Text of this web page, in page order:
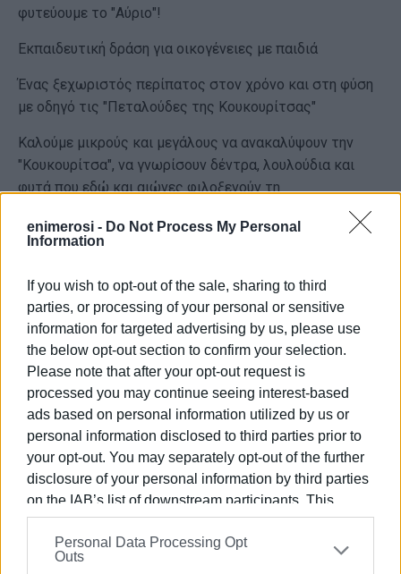
enimerosi - Do Not Process My Personal
Information
If you wish to opt-out of the sale, sharing to third
parties, or processing of your personal or sensitive
information for targeted advertising by us, please use
the below opt-out section to confirm your selection.
Please note that after your opt-out request is
processed you may continue seeing interest-based
ads based on personal information utilized by us or
personal information disclosed to third parties prior to
your opt-out. You may separately opt-out of the further
disclosure of your personal information by third parties
on the IAB’s list of downstream participants. This
information may also be disclosed by us to third parties
on theIAB’s List of Downstream Participants
that may
further disclose it to other third parties.
Personal Data Processing Opt
Outs
φυτεύουμε το "Αύριο"!
Εκπαιδευτική δράση για οικογένειες με παιδιά
Ένας ξεχωριστός περίπατος στον χρόνο και στη φύση
με οδηγό τις "Πεταλούδες της Κουκουρίτσας"
Καλούμε μικρούς και μεγάλους να ανακαλύψουν την
"Κουκουρίτσα", να γνωρίσουν δέντρα, λουλούδια και
φυτά που εδώ και αιώνες φιλοξενούν τη
Εμφανίσεις: 119
ΕΛΕΝΗ ΚΟΡΩΝΑΚΗ
Εργάζεται στις Εκδόσεις Ενημέρωση από το
1990 σε θέσεις υψηλής ευθύνης. Ειδικεύεται στις
δημόσιες σχέσεις, το ελεύθερο και το
καλλιτεχνικό ρεπορτάζ.